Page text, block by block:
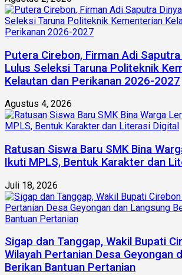
Putera Cirebon, Firman Adi
Lulus Seleksi Taruna Politeknik
Kelautan dan Perikanan 2026-2027
Agustus 4, 2026
Ratusan Siswa Baru SMK Bina
Ikuti MPLS, Bentuk Karakter dan
Juli 18, 2026
Sigap dan Tanggap, Wakil Bupati
Wilayah Pertanian Desa Geyongan
Berikan Bantuan Pertanian